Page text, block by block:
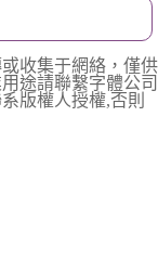
收集于網絡，僅供
途請聯繫字體公司
版權人授權,否則